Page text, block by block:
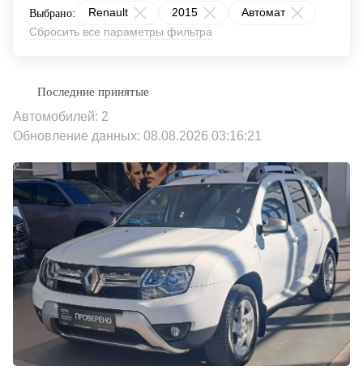
Выбрано: Renault 2015
Автомат
Сбросить все параметры фильтра
Автомобилей: 2
Обновление данных: 08.08.2026 03:16:21